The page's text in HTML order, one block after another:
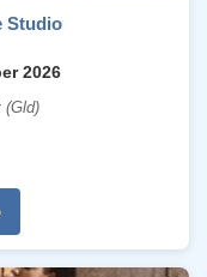
Studio
2026
(Gld)